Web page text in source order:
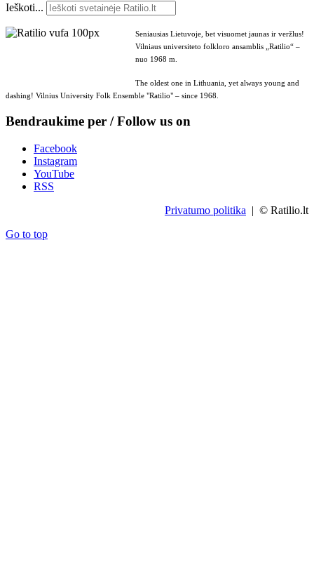
Ieškoti...
Seniausias Lietuvoje, bet visuomet jaunas ir veržlus!
Vilniaus universiteto folkloro ansamblis „Ratilio“ –
nuo 1968 m.
The oldest one in Lithuania, yet always young and
dashing! Vilnius University Folk Ensemble "Ratilio" – since 1968.
Bendraukime per / Follow us on
Facebook
Instagram
YouTube
RSS
Privatumo politika | © Ratilio.lt
Go to top